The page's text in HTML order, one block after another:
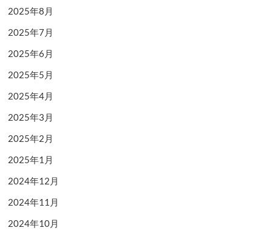
2025年8月
2025年7月
2025年6月
2025年5月
2025年4月
2025年3月
2025年2月
2025年1月
2024年12月
2024年11月
2024年10月